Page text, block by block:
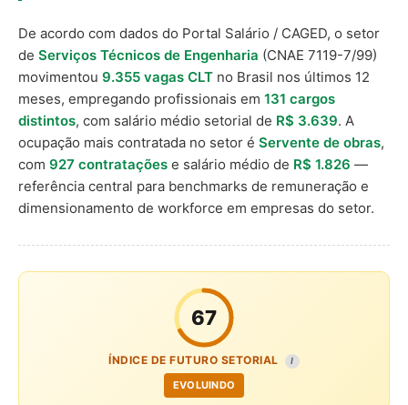
De acordo com dados do Portal Salário / CAGED, o setor
de Serviços Técnicos de Engenharia (CNAE 7119-7/99)
movimentou 9.355 vagas CLT no Brasil nos últimos 12
meses, empregando profissionais em 131 cargos
distintos, com salário médio setorial de R$ 3.639. A
ocupação mais contratada no setor é Servente de obras,
com 927 contratações e salário médio de R$ 1.826 —
referência central para benchmarks de remuneração e
dimensionamento de workforce em empresas do setor.
67
ÍNDICE DE FUTURO SETORIAL I
EVOLUINDO